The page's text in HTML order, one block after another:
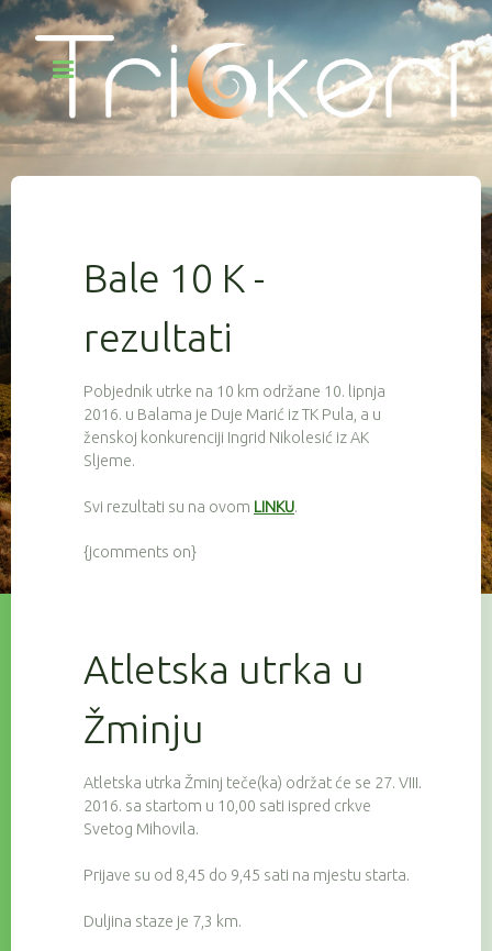
Bale 10 K -
rezultati
Pobjednik utrke na 10 km održane 10. lipnja
2016. u Balama je Duje Marić iz TK Pula, a u
ženskoj konkurenciji Ingrid Nikolesić iz AK
Sljeme.
Svi rezultati su na ovom LINKU.
{jcomments on}
Atletska utrka u
Žminju
Atletska utrka Žminj teče(ka) održat će se 27. VIII.
2016. sa startom u 10,00 sati ispred crkve
Svetog Mihovila.
Prijave su od 8,45 do 9,45 sati na mjestu starta.
Duljina staze je 7,3 km.